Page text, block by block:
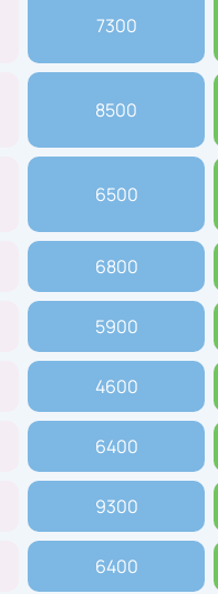
7300
8500
6500
6800
5900
4600
6400
9300
6400